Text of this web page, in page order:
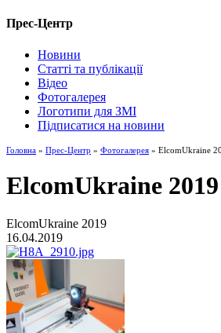
Прес-Центр
Новини
Статті та публікації
Відео
Фотогалерея
Логотипи для ЗМІ
Підписатися на новини
Головна » Прес-Центр » Фотогалерея » ElcomUkraine
ElcomUkraine 2019
ElcomUkraine 2019
16.04.2019